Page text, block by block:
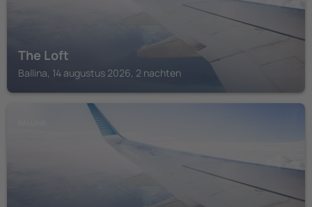
The Loft
Ballina, 14 augustus 2026, 2 nachten